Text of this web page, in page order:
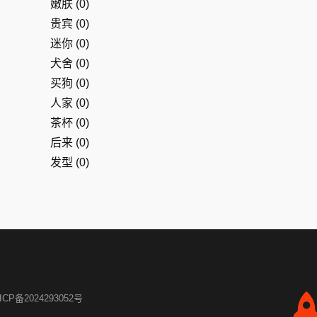
嫩肤 (0)
贵宾 (0)
迷你 (0)
犬舍 (0)
买狗 (0)
人家 (0)
茶杯 (0)
后来 (0)
发型 (0)
备2024293052号